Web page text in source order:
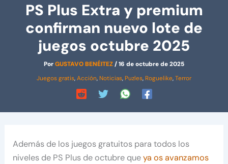
PS Plus Extra y premium
confirman nuevo lote de
juegos octubre 2025
PorGUSTAVO BENÉITEZ/16 de octubre de 2025
Juegos gratis,Acción, Noticias, Puzles, Roguelike,Terror
Además de los juegos gratuitos para todos los
niveles de PS Plus de octubre queya os avanzamos